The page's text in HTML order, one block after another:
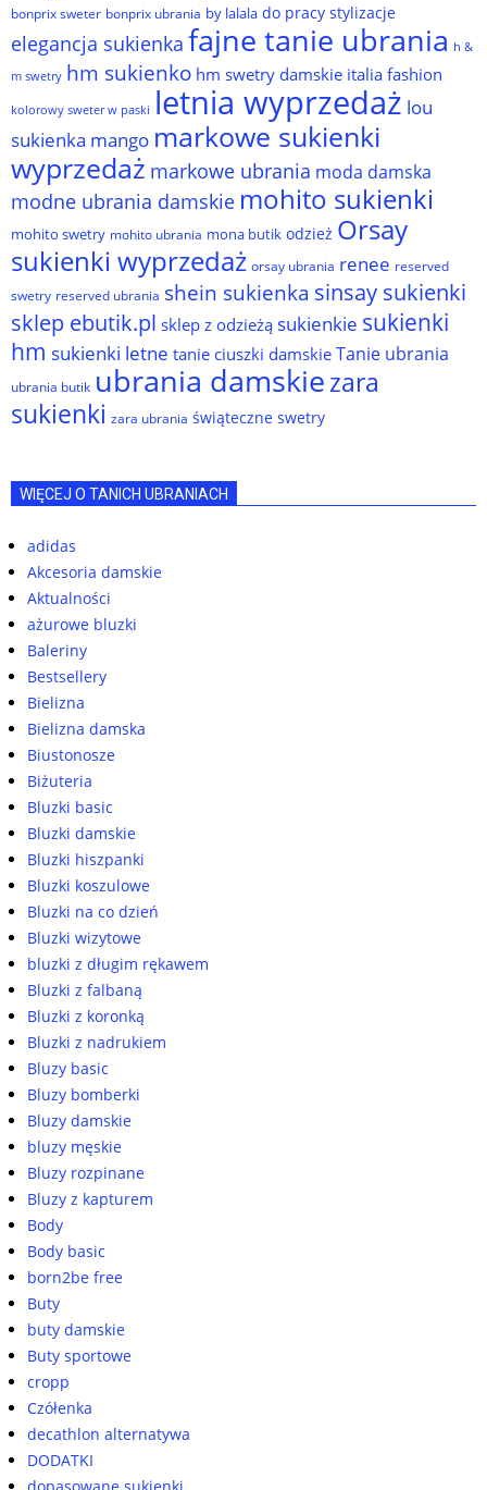
bonprix sweter bonprix ubrania by lalala do pracy stylizacje
elegancja sukienka fajne tanie ubrania h &
m swetry hm sukienko hm swetry damskie italia fashion
kolorowy sweter w paski letnia wyprzedaż lou
sukienka mango markowe sukienki
wyprzedaż markowe ubrania moda damska
modne ubrania damskie mohito sukienki
mohito swetry mohito ubrania mona butik odzież Orsay
sukienki wyprzedaż orsay ubrania renee reserved
swetry reserved ubrania shein sukienka sinsay sukienki
sklep ebutik.pl sklep z odzieżą sukienkie sukienki
hm sukienki letne tanie ciuszki damskie Tanie ubrania
ubrania butik ubrania damskiezara
sukienki zara ubrania świąteczne swetry
WIĘCEJ O TANICH UBRANIACH
adidas
Akcesoria damskie
Aktualności
ażurowe bluzki
Baleriny
Bestsellery
Bielizna
Bielizna damska
Biustonosze
Biżuteria
Bluzki basic
Bluzki damskie
Bluzki hiszpanki
Bluzki koszulowe
Bluzki na co dzień
Bluzki wizytowe
bluzki z długim rękawem
Bluzki z falbaną
Bluzki z koronką
Bluzki z nadrukiem
Bluzy basic
Bluzy bomberki
Bluzy damskie
bluzy męskie
Bluzy rozpinane
Bluzy z kapturem
Body
Body basic
born2be free
Buty
buty damskie
Buty sportowe
cropp
Czółenka
decathlon alternatywa
DODATKI